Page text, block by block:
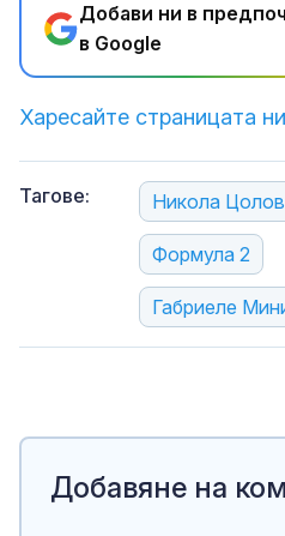
Добави ни в
в Google
Харесайте страницата
Тагове: Никола Цолов
Формула 2
Габриеле
Добавяне на